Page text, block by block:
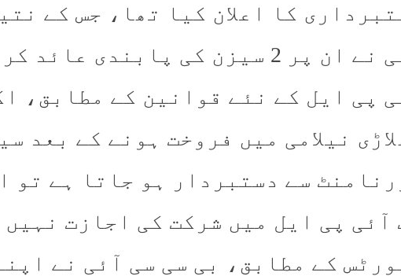
کا اعلان کیا تھا، جس کے
پر 2 سیزن کی پابندی عائد کر دی۔
پی ایل کے نئے قوانین کے مطابق،
نیلامی میں فروخت ہونے کے بعد
سے دستبردار ہو جاتا ہے تو
آئی پی ایل میں شرکت کی اجازت نہیں
کے مطابق، بی سی سی آئی نے